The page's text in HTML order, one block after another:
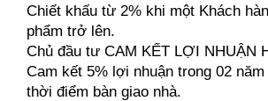
Chiết khấu từ 2% khi một Khách
phẩm trở lên.
Chủ đầu tư CAM KẾT LỢI NHUẬN
Cam kết 5% lợi nhuận trong 02
thời điểm bàn giao nhà.